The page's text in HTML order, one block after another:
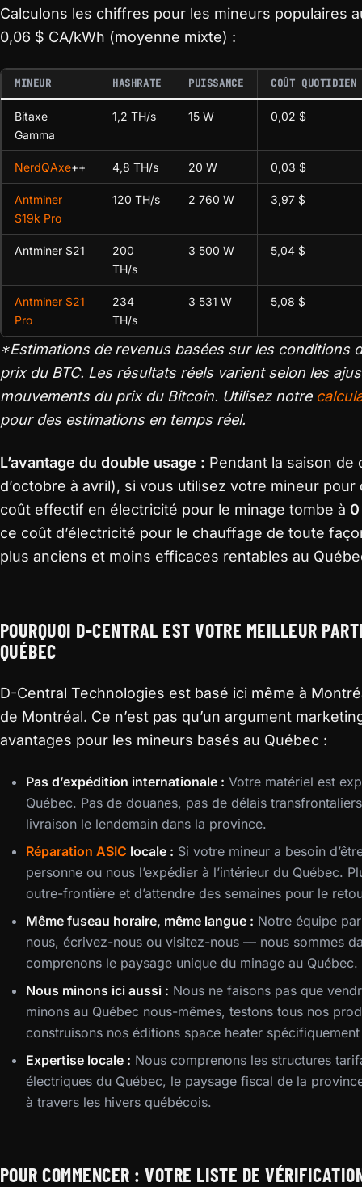
Calculons les chiffres pour les mineurs populaires
0,06 $ CA/kWh (moyenne mixte) :
MINEUR HASHRATE PUISSANCE COÛT
Bitaxe
Gamma
1,2 TH/s 15 W 0,02 $
NerdQAxe++ 4,8 TH/s 20 W 0,03 $
Antminer
S19k Pro
120 TH/s 2 760 W 3,97 $
Antminer S21
200
TH/s
3 500 W 5,04 $
Antminer S21
Pro
234
TH/s
3 531 W 5,08 $
*Estimations de revenus basées sur les conditions
prix du BTC. Les résultats réels varient selon les
mouvements du prix du Bitcoin. Utilisez notre
pour des estimations en temps réel.
L’avantage du double usage : Pendant la saison
d’octobre à avril), si vous utilisez votre mineur
coût effectif en électricité pour le minage tombe à
ce coût d’électricité pour le chauffage de toute
plus anciens et moins efficaces rentables au
POURQUOI D-CENTRAL EST VOTRE MEILLEUR
QUÉBEC
D-Central Technologies est basé ici même à
de Montréal. Ce n’est pas qu’un argument
avantages pour les mineurs basés au Québec :
Pas d’expédition internationale : Votre matériel est
Québec. Pas de douanes, pas de délais
livraison le lendemain dans la province.
Réparation ASIC locale : Si votre mineur a besoin
personne ou nous l’expédier à l’intérieur du Québec.
outre-frontière et d’attendre des semaines pour le
Même fuseau horaire, même langue : Notre équipe
nous, écrivez-nous ou visitez-nous — nous sommes
comprenons le paysage unique du minage au Québec.
Nous minons ici aussi : Nous ne faisons pas que
minons au Québec nous-mêmes, testons tous nos
construisons nos éditions space heater
Expertise locale : Nous comprenons les structures
électriques du Québec, le paysage fiscal de la
à travers les hivers québécois.
POUR COMMENCER : VOTRE LISTE DE